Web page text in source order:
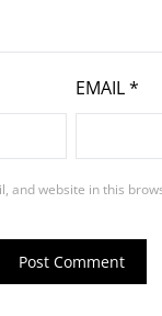
EMAIL*
and website in this